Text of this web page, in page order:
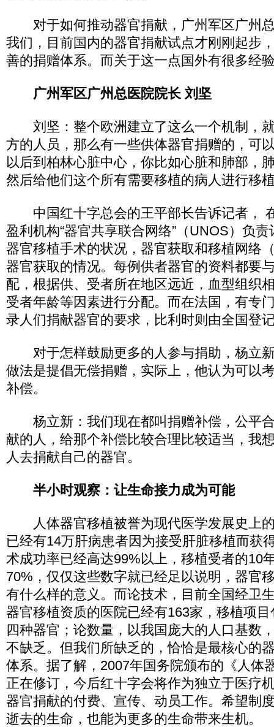
对于如何推动器官捐献，广州军区广州
我们，目前国内的器官捐献试点才刚刚起步
善的捐赠体系。而关于这一点国外有很多经
广州军区广州总医院院长 刘坚
刘坚：整个欧洲建立了这么一个机制，
方的人员，那么有一些供体器官捐赠的，可
以后到柏林心脏中心，你比如心脏和肺部，
然后给他们这个所有需要移植的病人进行移
中国红十字总会的王平部长告诉记者，
盈利机构“器官共享联合网络”（UNOS）负
器官移植手术的状况，器官获取和移植网络
器官获取的情况。每例供者器官的资料都要
配，根据供、受者所在地区远近，血型组织
受者年龄等因素进行分配。而在法国，有专
录人们捐献器官的要求，比利时则由全国登
对于怎样鼓励更多的人参与捐助，杨立
做法是提倡无偿捐赠，实际上，他认为可以
补偿。
杨立新：我们现在都叫捐赠补偿，公平
献的人，给那个补偿比较合理比较适当，我
人去捐献自己的器官。
半小时观察：让生命接力成为可能
人体器官移植被誉为现代医学发展史上
已经有14万肝病患者因为接受肝脏移植而获
术成功率已经高达99%以上，移植受者的10
70%，仅仅这些数字就已经足以说明，器官
有什么样的意义。而论技术，目前全国经卫
器官移植资质的医院已经有163家，移植项
四种器官；论数量，以我国庞大的人口基数
不缺乏。但我们所缺乏的，恰恰是最核心的
体系。据了解，2007年国务院颁布的《人体
正在修订，今后红十字会将作为独立于医疗
器官捐献的付费、宣传、动员工作。希望制
逝去的生命，也能为更多的生命带来生机。